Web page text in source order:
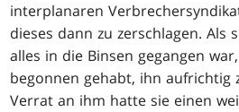
interplanaren
dieses dann zu zerschlagen. Als
alles in die Binsen gegangen
begonnen gehabt, ihn aufrichtig
Verrat an ihm hatte sie einen